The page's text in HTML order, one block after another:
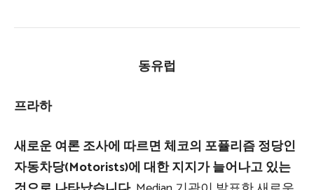
동유럽
프라하
새로운 여론 조사에 따르면 체코의 포퓰리즘 정당인
자동차당(Motorists)에 대한 지지가 늘어나고 있는